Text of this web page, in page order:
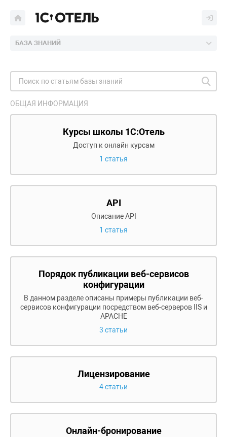
БАЗА ЗНАНИЙ
ОБЩАЯ ИНФОРМАЦИЯ
Курсы школы 1С:Отель
Доступ к онлайн курсам
1 статья
API
Описание API
1 статья
Порядок публикации веб-сервисов
конфигурации
В данном разделе описаны примеры публикации веб-
сервисов конфигурации посредством веб-серверов IIS и
APACHE
3 статьи
Лицензирование
4 статьи
Онлайн-бронирование